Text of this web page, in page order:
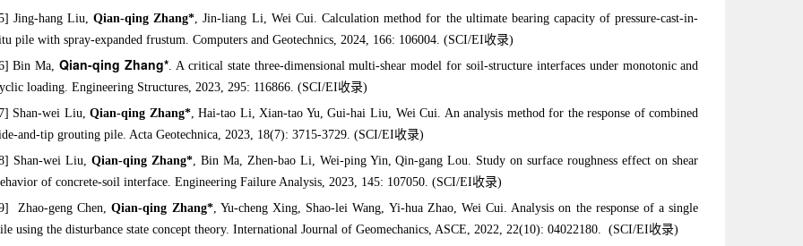
Jing-hang Liu, Qian-qing Zhang*, Jin-liang Li, Wei Cui. Calculation method for the ultimate bearing capacity of pressure-cast-in-
pile with spray-expanded frustum. Computers and Geotechnics, 2024, 166: 106004. (SCI/EI收录)
Bin Ma,Qian-qing Zhang*. A critical state three-dimensional multi-shear model for soil-structure interfaces under monotonic and
loading. Engineering Structures, 2023, 295: 116866. (SCI/EI收录)
Shan-wei Liu,Qian-qing Zhang*, Hai-tao Li, Xian-tao Yu, Gui-hai Liu, Wei Cui. An analysis method for the response of combined
and-tip grouting pile. Acta Geotechnica, 2023, 18(7): 3715-3729. (SCI/EI收录)
Shan-wei Liu, Qian-qing Zhang*, Bin Ma, Zhen-bao Li, Wei-ping Yin, Qin-gang Lou. Study on surface roughness effect on shear
of concrete-soil interface. Engineering Failure Analysis, 2023, 145: 107050. (SCI/EI收录)
Zhao-geng Chen,Qian-qing Zhang*, Yu-cheng Xing, Shao-lei Wang, Yi-hua Zhao, Wei Cui. Analysis on the response of a single
using the disturbance state concept theory. International Journal of Geomechanics, ASCE, 2022, 22(10): 04022180. (SCI/EI收录)